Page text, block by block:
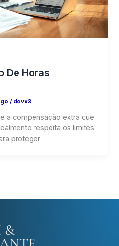
De Horas
/ devx3
a compensação extra que
respeita os limites
proteger